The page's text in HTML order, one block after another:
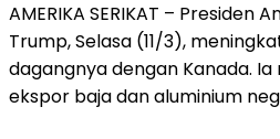
AMERIKA SERIKAT – Presiden
Trump, Selasa (11/3),
dagangnya dengan Kanada.
ekspor baja dan aluminium